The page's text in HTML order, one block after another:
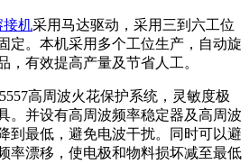
接机采用马达驱动，采用三到六工位
定。本机采用多个工位生产，自动旋
，有效提高产量及节省人工。
高周波火花保护系统，灵敏度极
。并设有高周波频率稳定器及高周波
到最低，避免电波干扰。同时可以避
率漂移，使电极和物料损坏减至最低